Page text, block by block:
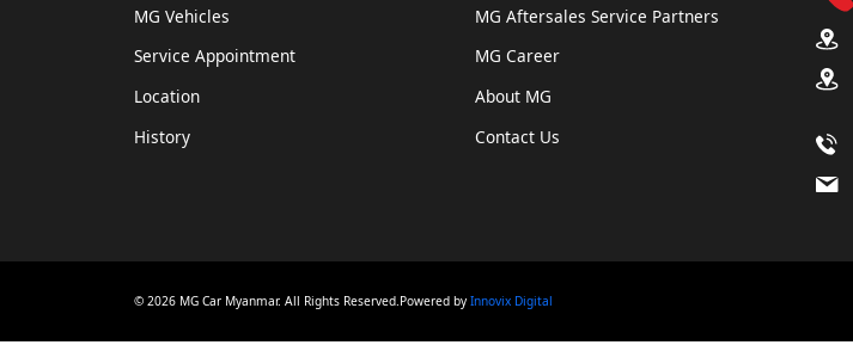
MG Vehicles
Service Appointment
Location
History
MG Aftersales Service Partners
MG Career
About MG
Contact Us
© 2026 MG Car Myanmar. All Rights Reserved.Powered byInnovix Digital